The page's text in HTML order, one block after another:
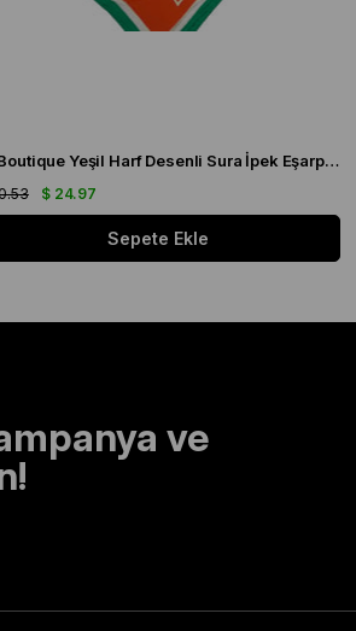
La Boutique Yeşil Harf Desenli Sura İpek Eşarp 1631 - 06
$ 24.97
Sepete Ekle
ve